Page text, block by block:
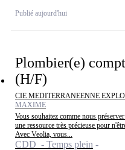
Publié aujourd'hui
Plombier(e)
(H/F)
CIE MEDITERRANEENNE
MAXIME
Vous souhaitez comme nous
une ressource très précieuse pour
Avec Veolia, vous...
CDD - Temps plein